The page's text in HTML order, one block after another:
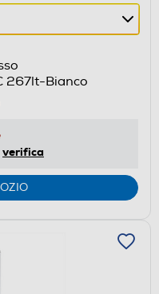
267lt-Bianco
verifica